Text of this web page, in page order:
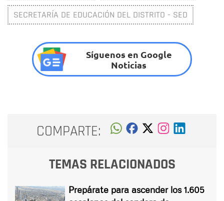
SECRETARÍA DE EDUCACIÓN DEL DISTRITO - SED
Síguenos en Google
Noticias
COMPARTE:
TEMAS RELACIONADOS
Prepárate para ascender los 1.605